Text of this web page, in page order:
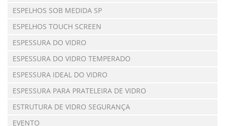
ESPELHOS SOB MEDIDA SP
ESPELHOS TOUCH SCREEN
ESPESSURA DO VIDRO
ESPESSURA DO VIDRO TEMPERADO
ESPESSURA IDEAL DO VIDRO
ESPESSURA PARA PRATELEIRA DE VIDRO
ESTRUTURA DE VIDRO SEGURANÇA
EVENTO